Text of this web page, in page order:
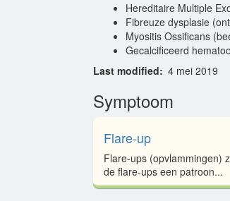
Hereditaire Multiple
Fibreuze dysplasie
Myositis Ossificans
Gecalcificeerd
Last modified
4 mei 2019
Symptoom
Flare-up
Flare-ups (opvlammingen)
de flare-ups een patroon...